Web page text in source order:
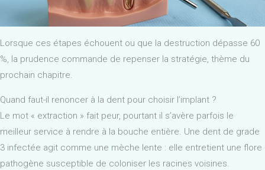
Lorsque ces étapes échouent ou que la destruction dépasse 60
%, la prudence commande de repenser la stratégie, thème du
prochain chapitre.
Quand faut-il renoncer à la dent pour choisir l’implant ?
Le mot « extraction » fait peur, pourtant il s’avère parfois le
meilleur service à rendre à la bouche entière. Une dent de grade
3 infectée agit comme une mèche lente : elle entretient une flore
pathogène susceptible de coloniser les racines voisines.